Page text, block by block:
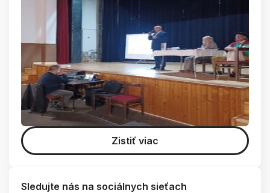
Zistiť viac
Sledujte nás na sociálnych sieťach